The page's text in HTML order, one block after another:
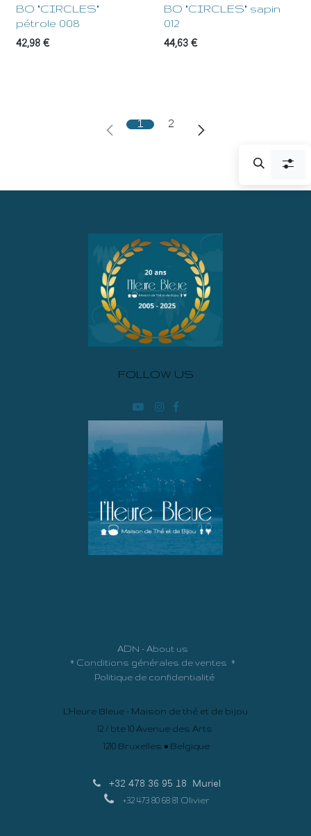
BO "CIRCLES"
pétrole 008
42,98€
BO "CIRCLES" sapin
012
44,63€
1 2
FOLLOW US
ADN - About us
* Conditions générales de ventes *
Politique de confidentialité
L'Heure Bleue - Maison de thé et de bijou
12 / bte 10 Avenue des Arts
1210 Bruxelles • Belgique
+32 478 36 95 18 Muriel
+32 473 80 68 81 Olivier